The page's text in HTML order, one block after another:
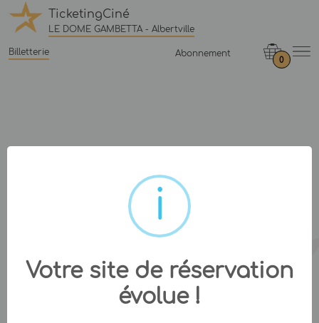
TicketingCiné
LE DOME GAMBETTA - Albertville
Billetterie Abonnement
0
Votre site de réservation
évolue !